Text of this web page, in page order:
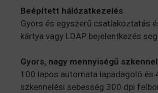
Beépített hálózatkezelés
Gyors és egyszerű csatlakoztatás
kártya vagy LDAP bejelentkezés
Gyors, nagy mennyiségű
100 lapos automata lapadagoló és
szkennelési sebesség 300 dpi